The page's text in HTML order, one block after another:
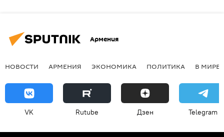
Армения
НОВОСТИ АРМЕНИЯ ЭКОНОМИКА ПОЛИТИКА В МИРЕ
VK Rutube Дзен Telegram